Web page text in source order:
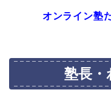
オンライン塾
塾長・